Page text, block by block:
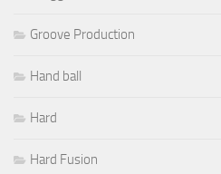
Groove Production
Hand ball
Hard
Hard Fusion